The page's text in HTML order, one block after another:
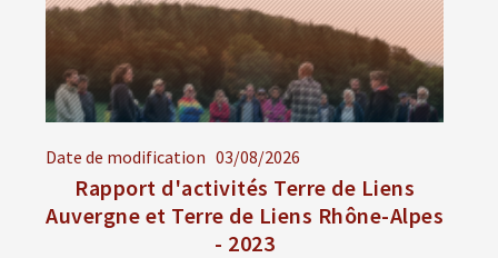
Date de modification 03/08/2026
Rapport d'activités Terre de Liens
Auvergne et Terre de Liens Rhône-Alpes
- 2023